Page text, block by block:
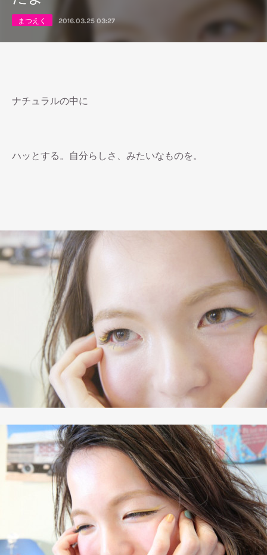
まつえく 2016.03.25 03:27
ナチュラルの中に
ハッとする。自分らしさ、みたいなものを。